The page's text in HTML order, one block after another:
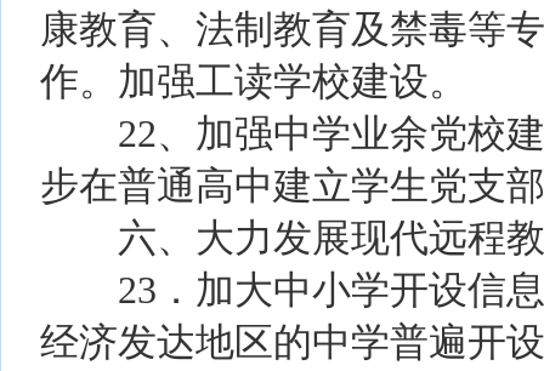
康教育、法制教育及禁毒等
作。加强工读学校建设。
22、加强中学业余党校建
步在普通高中建立学生党支
六、大力发展现代远程教
23．加大中小学开设信息
经济发达地区的中学普遍开